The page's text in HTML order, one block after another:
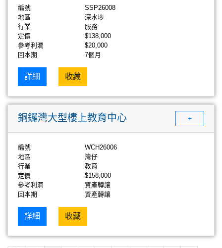
編號
SSP26008
地區
深水埗
行業
服務
定價
$138,000
參考利潤
$20,000
回本期
7個月
詳細 收藏
銅鑼灣大型樓上教育中心 +
編號
WCH26006
地區
灣仔
行業
教育
定價
$158,000
參考利潤
資產轉讓
回本期
資產轉讓
詳細 收藏